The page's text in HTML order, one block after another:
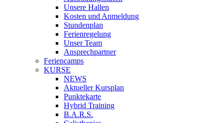
Unsere Hallen
Kosten und Anmeldung
Stundenplan
Ferienregelung
Unser Team
Ansprechpartner
Feriencamps
KURSE
NEWS
Aktueller Kursplan
Punktekarte
Hybrid Training
B.A.R.S.